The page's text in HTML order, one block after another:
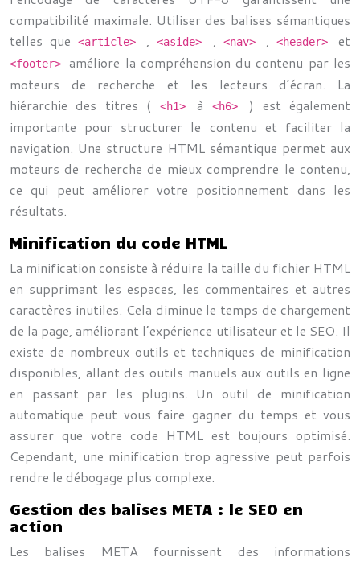
compatibilité maximale. Utiliser des balises sémantiques
telles que<article> ,<aside> , <nav> , <header>et
<footer> améliore la compréhension du contenu par les
moteurs de recherche et les lecteurs d’écran. La
hiérarchie des titres (
<h1>à <h6> ) est également
importante pour structurer le contenu et faciliter la
navigation. Une structure HTML sémantique permet aux
moteurs de recherche de mieux comprendre le contenu,
ce qui peut améliorer votre positionnement dans les
résultats.
Minification du code HTML
La minification consiste à réduire la taille du fichier HTML
en supprimant les espaces, les commentaires et autres
caractères inutiles. Cela diminue le temps de chargement
de la page, améliorant l’expérience utilisateur et le SEO. Il
existe de nombreux outils et techniques de minification
disponibles, allant des outils manuels aux outils en ligne
en passant par les plugins. Un outil de minification
automatique peut vous faire gagner du temps et vous
assurer que votre code HTML est toujours optimisé.
Cependant, une minification trop agressive peut parfois
rendre le débogage plus complexe.
Gestion des balises META : le SEO en
action
Les balises META fournissent des informations